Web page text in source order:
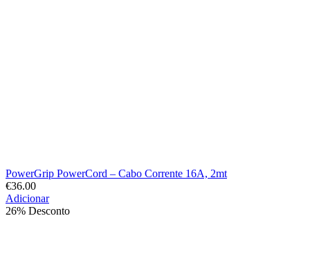
PowerGrip PowerCord – Cabo Corrente 16A, 2mt
€36.00
Adicionar
26% Desconto